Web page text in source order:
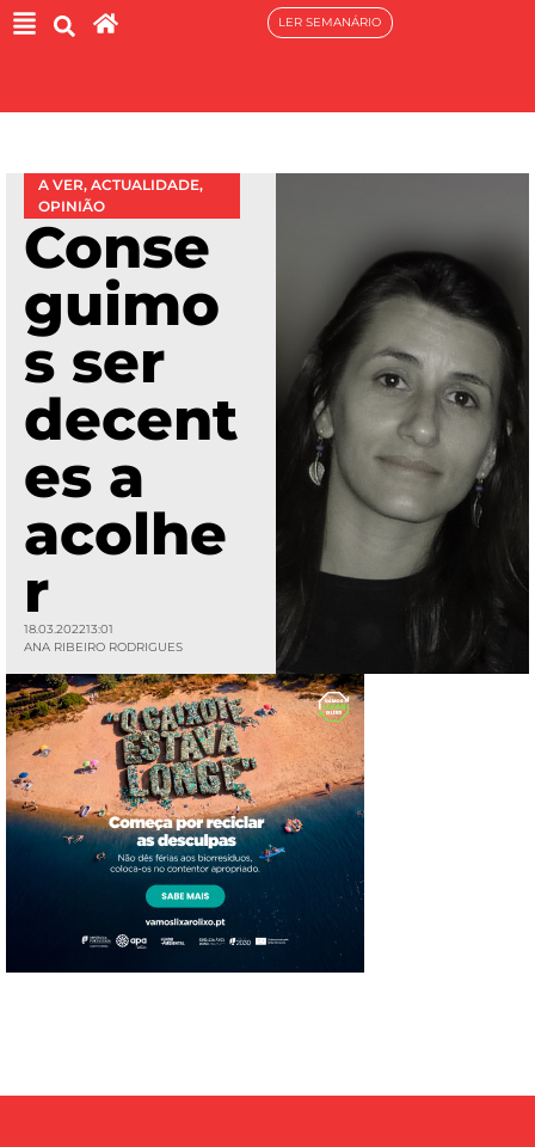
LER SEMANÁRIO
A VER, ACTUALIDADE,
OPINIÃO
Conse
guimo
s ser
decent
es a
acolhe
r
18.03.202213:01
ANA RIBEIRO RODRIGUES